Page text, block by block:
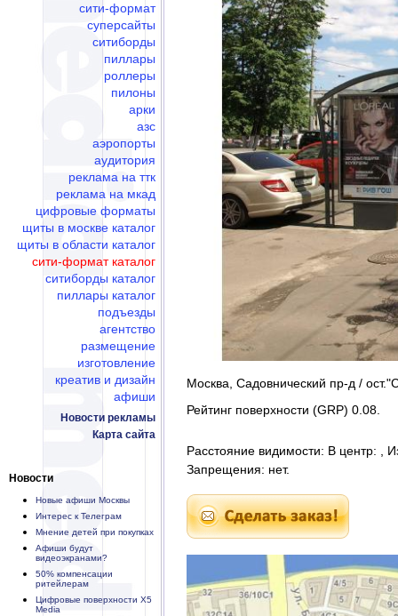
сити-формат
суперсайты
ситиборды
пиллары
роллеры
пилоны
арки
азс
аэропорты
аудитория
реклама на ттк
реклама на мкад
цифровые форматы
щиты в москве каталог
щиты в области каталог
сити-формат каталог
ситиборды каталог
пиллары каталог
подъезды
агентство
размещение
изготовление
креатив и дизайн
афиши
Новости рекламы
Карта сайта
Новости
Новые афиши Москвы
Интерес к Телеграм
Мнение детей при покупках
Афиши будут
видеоэкранами?
50% компенсации
ритейлерам
Цифровые поверхности X5
Media
Москва, Садовнический пр-д /
Рейтинг поверхности (GRP) 0.08.
Расстояние видимости: В центр: ,
Запрещения: нет.